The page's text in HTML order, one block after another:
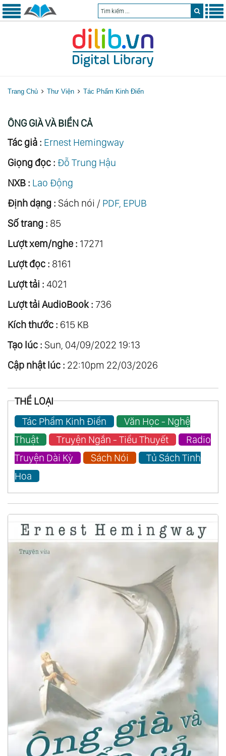
Trang Chủ Thư Viện Tác Phẩm Kinh Điển
ÔNG GIÀ VÀ BIỂN CẢ
Tác giả : Ernest Hemingway
Giọng đọc : Đỗ Trung Hậu
NXB : Lao Động
Định dạng : Sách nói / PDF, EPUB
Số trang : 85
Lượt xem/nghe : 17271
Lượt đọc : 8161
Lượt tải : 4021
Lượt tải AudioBook : 736
Kích thước : 615 KB
Tạo lúc : Sun, 04/09/2022 19:13
Cập nhật lúc : 22:10pm 22/03/2026
THỂ LOẠI
Tác Phẩm Kinh Điển
Văn Học - Nghệ
Thuật
Truyện Ngắn - Tiểu Thuyết
Radio
Truyện Dài Kỳ
Sách Nói
Tủ Sách Tinh
Hoa